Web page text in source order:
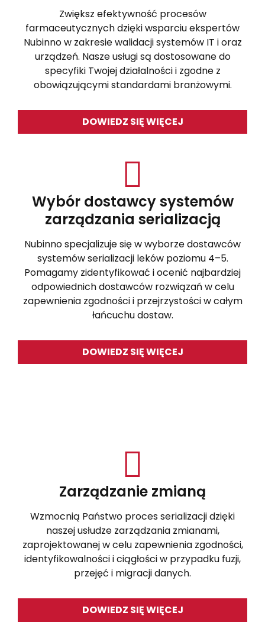
Zwiększ efektywność procesów
farmaceutycznych dzięki wsparciu ekspertów
Nubinno w zakresie walidacji systemów IT i oraz
urządzeń. Nasze usługi są dostosowane do
specyfiki Twojej działalności i zgodne z
obowiązującymi standardami branżowymi.
DOWIEDZ SIĘ WIĘCEJ
Wybór dostawcy systemów
zarządzania serializacją
Nubinno specjalizuje się w wyborze dostawców
systemów serializacji leków poziomu 4–5.
Pomagamy zidentyfikować i ocenić najbardziej
odpowiednich dostawców rozwiązań w celu
zapewnienia zgodności i przejrzystości w całym
łańcuchu dostaw.
DOWIEDZ SIĘ WIĘCEJ
Zarządzanie zmianą
Wzmocnią Państwo proces serializacji dzięki
naszej usłudze zarządzania zmianami,
zaprojektowanej w celu zapewnienia zgodności,
identyfikowalności i ciągłości w przypadku fuzji,
przejęć i migracji danych.
DOWIEDZ SIĘ WIĘCEJ